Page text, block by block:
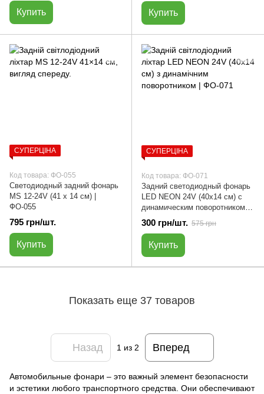
Купить Купить
СУПЕРЦІНА
Код товара: ФО-055
Светодиодный задний фонарь
MS 12-24V (41 х 14 см) |
ФО-055
795 грн/шт.
Купить
СУПЕРЦІНА
Код товара: ФО-071
Задний cветодиодный фонарь
LED NEON 24V (40x14 см) с
динамическим поворотником |
ФО-071
300 грн/шт. 575 грн
Купить
Показать еще 37 товаров
Назад 1 из 2 Вперед
Автомобильные фонари – это важный элемент безопасности
и эстетики любого транспортного средства. Они обеспечивают